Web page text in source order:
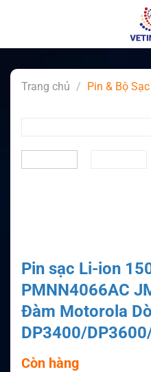
Trang chủ / Pin & Bộ Sạc
Pin sạc Li-ion
PMNN4066AC
Đàm Motorola
DP3400/
Còn hàng